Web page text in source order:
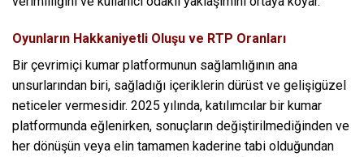
Oyunların Hakkaniyetli Oluşu ve RTP Oranları
Bir çevrimiçi kumar platformunun sağlamlığının ana
unsurlarından biri, sağladığı içeriklerin dürüst ve gelişigüzel
neticeler vermesidir. 2025 yılında, katılımcılar bir kumar
platformunda eğlenirken, sonuçların değiştirilmediğinden ve
her dönüşün veya elin tamamen kaderine tabi olduğundan